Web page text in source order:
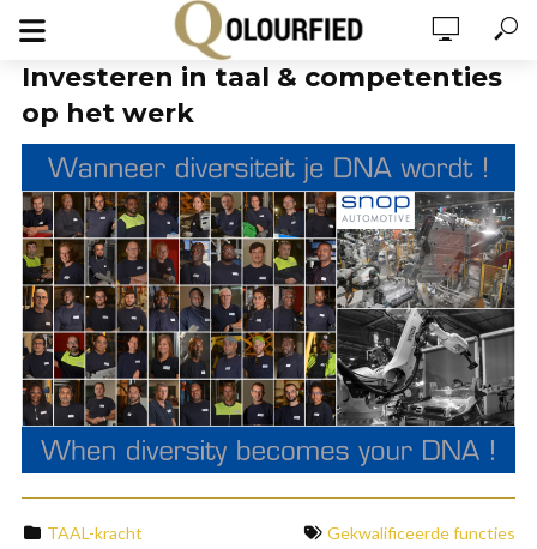
Investeren in taal & competenties
op het werk
TAAL-kracht Gekwalificeerde functies